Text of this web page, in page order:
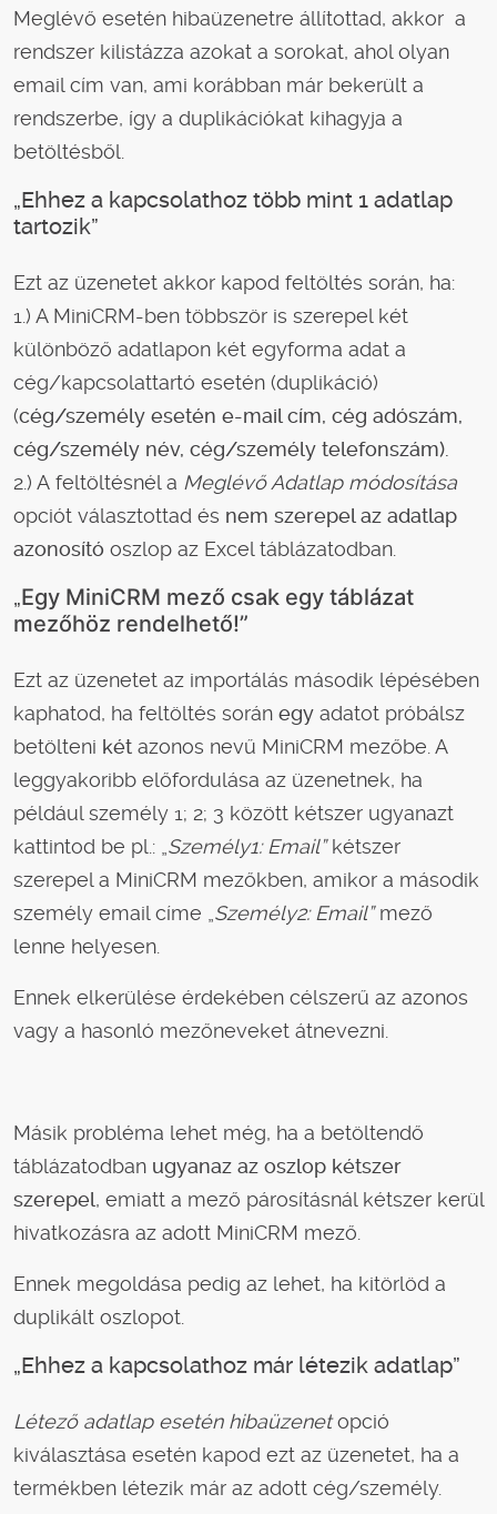
Meglévő esetén hibaüzenetre állítottad, akkor a
rendszer kilistázza azokat a sorokat, ahol olyan
email cím van, ami korábban már bekerült a
rendszerbe, így a duplikációkat kihagyja a
betöltésből.
„Ehhez a kapcsolathoz több mint 1 adatlap
tartozik”
Ezt az üzenetet akkor kapod feltöltés során, ha:
1.) A MiniCRM-ben többször is szerepel két
különböző adatlapon két egyforma adat a
cég/kapcsolattartó esetén (duplikáció)
(cég/személy esetén e-mail cím, cég adószám,
cég/személy név, cég/személy telefonszám).
2.) A feltöltésnél a Meglévő Adatlap módosítása
opciót választottad és nem szerepel az adatlap
azonosító oszlop az Excel táblázatodban.
„Egy MiniCRM mező csak egy táblázat
mezőhöz rendelhető!”
Ezt az üzenetet az importálás második lépésében
kaphatod, ha feltöltés során egy adatot próbálsz
betölteni két azonos nevű MiniCRM mezőbe. A
leggyakoribb előfordulása az üzenetnek, ha
például személy 1; 2; 3 között kétszer ugyanazt
kattintod be pl.: „ Személy1: Email”kétszer
szerepel a MiniCRM mezőkben, amikor a második
személy email címe „ Személy2: Email”mező
lenne helyesen.
Ennek elkerülése érdekében célszerű az azonos
vagy a hasonló mezőneveket átnevezni.
Másik probléma lehet még, ha a betöltendő
táblázatodban ugyanaz az oszlop kétszer
szerepel, emiatt a mező párosításnál kétszer kerül
hivatkozásra az adott MiniCRM mező.
Ennek megoldása pedig az lehet, ha kitörlöd a
duplikált oszlopot.
„Ehhez a kapcsolathoz már létezik adatlap”
Létező adatlap esetén hibaüzenetopció
kiválasztása esetén kapod ezt az üzenetet, ha a
termékben létezik már az adott cég/személy.